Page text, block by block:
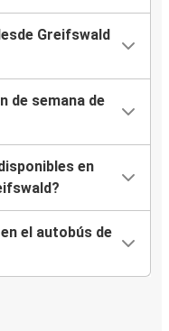
Greifswald
de semana de
en
el autobús de